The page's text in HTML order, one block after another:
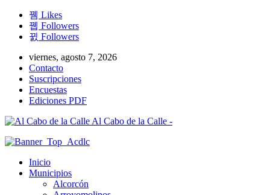
Likes
Followers
Followers
viernes, agosto 7, 2026
Contacto
Suscripciones
Encuestas
Ediciones PDF
Al Cabo de la Calle -
Inicio
Municipios
Alcorcón